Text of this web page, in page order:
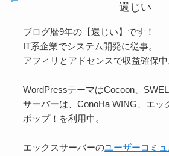
還じい
ブログ暦9年の【還じい】です！
IT系企業でシステム開発に従事。
アフィリとアドセンスで収益確保中
WordPressテーマはCocoon、
サーバーは、ConoHa WING、エッ
ポップ！を利用中。
エックスサーバーのユーザーコミュ